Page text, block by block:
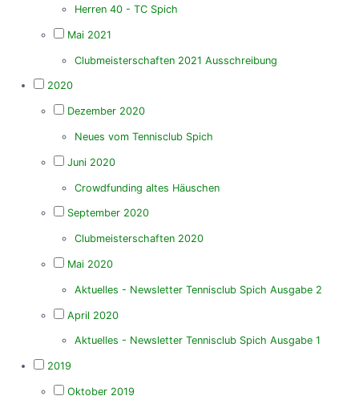
Herren 40 - TC Spich
Mai 2021
Clubmeisterschaften 2021 Ausschreibung
2020
Dezember 2020
Neues vom Tennisclub Spich
Juni 2020
Crowdfunding altes Häuschen
September 2020
Clubmeisterschaften 2020
Mai 2020
Aktuelles - Newsletter Tennisclub Spich Ausgabe 2
April 2020
Aktuelles - Newsletter Tennisclub Spich Ausgabe 1
2019
Oktober 2019